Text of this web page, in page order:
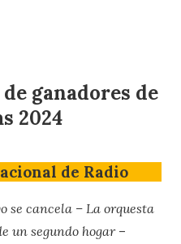
ganadores de
2024
de Radio
se cancela – La orquesta
un segundo hogar–